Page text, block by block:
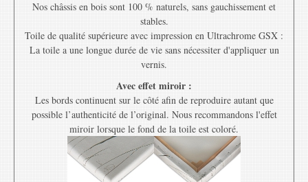
Nos châssis en bois sont 100 % naturels, sans gauchissement et
stables.
Toile de qualité supérieure avec impression en Ultrachrome GSX :
La toile a une longue durée de vie sans nécessiter d'appliquer un
vernis.
Avec effet miroir :
Les bords continuent sur le côté afin de reproduire autant que
possible l’authenticité de l’original. Nous recommandons l'effet
miroir lorsque le fond de la toile est coloré.